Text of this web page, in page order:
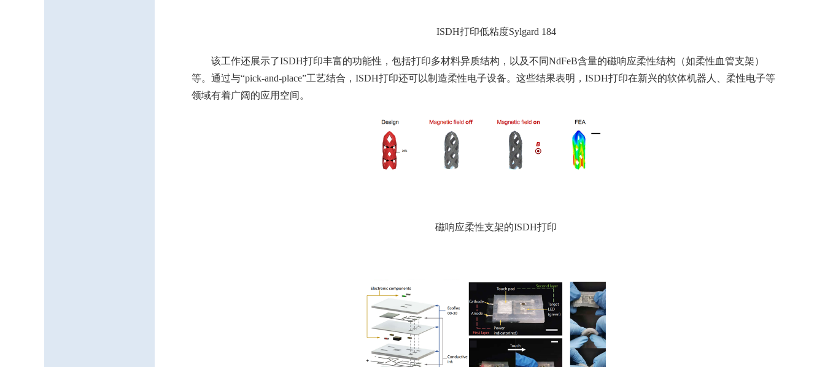
ISDH打印低粘度Sylgard 184
该工作还展示了ISDH打印丰富的功能性，包括打印多材料异质结构，以及不同NdFeB含量的磁响应柔性结构（如柔性血管支架）
等。通过与“pick-and-place”工艺结合，ISDH打印还可以制造柔性电子设备。这些结果表明，ISDH打印在新兴的软体机器人、柔性电子等
领域有着广阔的应用空间。
磁响应柔性支架的ISDH打印